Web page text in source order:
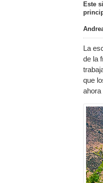
Este
La
de la
que
ahora